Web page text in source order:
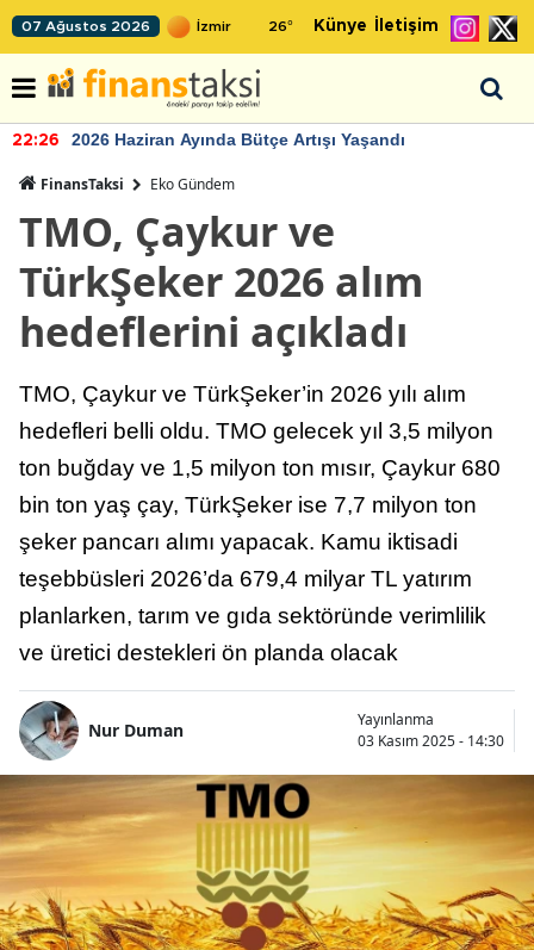
07 Ağustos 2026 26° Künye İletişim
22:26 2026 Haziran Ayında Bütçe Artışı Yaşandı
FinansTaksi Eko Gündem
TMO, Çaykur ve
TürkŞeker 2026 alım
hedeflerini açıkladı
TMO, Çaykur ve TürkŞeker’in 2026 yılı alım
hedefleri belli oldu. TMO gelecek yıl 3,5 milyon
ton buğday ve 1,5 milyon ton mısır, Çaykur 680
bin ton yaş çay, TürkŞeker ise 7,7 milyon ton
şeker pancarı alımı yapacak. Kamu iktisadi
teşebbüsleri 2026’da 679,4 milyar TL yatırım
planlarken, tarım ve gıda sektöründe verimlilik
ve üretici destekleri ön planda olacak
Nur Duman
Yayınlanma
03 Kasım 2025 - 14:30